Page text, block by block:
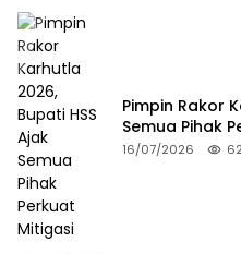
Pimpin Rakor
Semua Pihak
16/07/2026 62